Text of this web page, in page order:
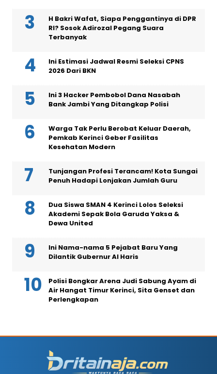
H Bakri Wafat, Siapa Penggantinya di DPR
RI? Sosok Adirozal Pegang Suara
Terbanyak
Ini Estimasi Jadwal Resmi Seleksi CPNS
2026 Dari BKN
Ini 3 Hacker Pembobol Dana Nasabah
Bank Jambi Yang Ditangkap Polisi
Warga Tak Perlu Berobat Keluar Daerah,
Pemkab Kerinci Geber Fasilitas
Kesehatan Modern
Tunjangan Profesi Terancam! Kota Sungai
Penuh Hadapi Lonjakan Jumlah Guru
Dua Siswa SMAN 4 Kerinci Lolos Seleksi
Akademi Sepak Bola Garuda Yaksa &
Dewa United
Ini Nama-nama 5 Pejabat Baru Yang
Dilantik Gubernur Al Haris
Polisi Bongkar Arena Judi Sabung Ayam di
Air Hangat Timur Kerinci, Sita Genset dan
Perlengkapan